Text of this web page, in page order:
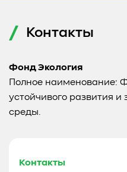
Контакты
Фонд Экология
Полное наименование:
устойчивого развития
среды.
Контакты